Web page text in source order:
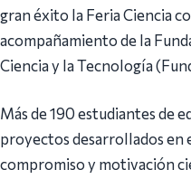
gran éxito la Feria Ciencia
acompañamiento de la
Ciencia y la Tecnología
Más de 190 estudiantes de
proyectos desarrollados en
compromiso y motivación